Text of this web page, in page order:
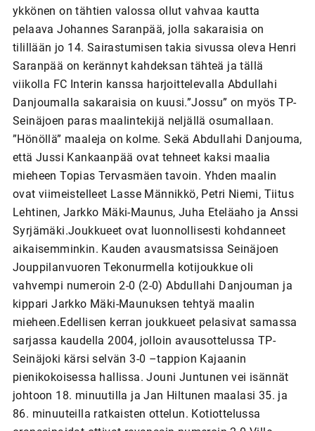
ykkönen on tähtien valossa ollut vahvaa kautta
pelaava Johannes Saranpää, jolla sakaraisia on
tilillään jo 14. Sairastumisen takia sivussa oleva Henri
Saranpää on kerännyt kahdeksan tähteä ja tällä
viikolla FC Interin kanssa harjoittelevalla Abdullahi
Danjoumalla sakaraisia on kuusi.”Jossu” on myös TP-
Seinäjoen paras maalintekijä neljällä osumallaan.
”Hönöllä” maaleja on kolme. Sekä Abdullahi Danjouma,
että Jussi Kankaanpää ovat tehneet kaksi maalia
mieheen Topias Tervasmäen tavoin. Yhden maalin
ovat viimeistelleet Lasse Männikkö, Petri Niemi, Tiitus
Lehtinen, Jarkko Mäki-Maunus, Juha Eteläaho ja Anssi
Syrjämäki.Joukkueet ovat luonnollisesti kohdanneet
aikaisemminkin. Kauden avausmatsissa Seinäjoen
Jouppilanvuoren Tekonurmella kotijoukkue oli
vahvempi numeroin 2-0 (2-0) Abdullahi Danjouman ja
kippari Jarkko Mäki-Maunuksen tehtyä maalin
mieheen.Edellisen kerran joukkueet pelasivat samassa
sarjassa kaudella 2004, jolloin avausottelussa TP-
Seinäjoki kärsi selvän 3-0 –tappion Kajaanin
pienikokoisessa hallissa. Jouni Juntunen vei isännät
johtoon 18. minuutilla ja Jan Hiltunen maalasi 35. ja
86. minuuteilla ratkaisten ottelun. Kotiottelussa